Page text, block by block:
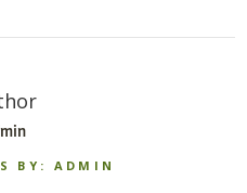
BY: ADMIN